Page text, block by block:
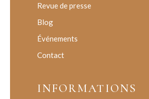
Revue de presse
Blog
Événements
Contact
INFORMATIONS